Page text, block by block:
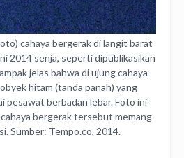
cahaya bergerak di langit barat
2014 senja, seperti dipublikasikan
jelas bahwa di ujung cahaya
hitam (tanda panah) yang
pesawat berbadan lebar. Foto ini
bergerak tersebut memang
Sumber: Tempo.co, 2014.